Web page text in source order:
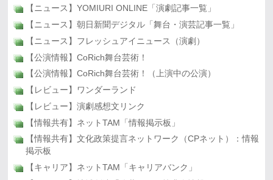
【ニュース】YOMIURI ONLINE「演劇記事一覧」
【ニュース】朝日新聞デジタル「舞台・演芸記事一覧」
【ニュース】フレッシュアイニュース（演劇）
【公演情報】CoRich舞台芸術！
【公演情報】CoRich舞台芸術！（上演中の公演）
【レビュー】ワンダーランド
【レビュー】演劇感想文リンク
【情報共有】ネットTAM「情報掲示板」
【情報共有】文化政策提言ネットワーク（CPネット）：情報
掲示板
【キャリア】ネットTAM「キャリアバンク」